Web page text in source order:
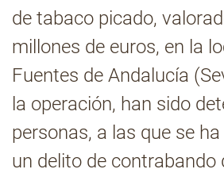
Archivo
Estadísticas CMT
Contacto
de tabaco picado,
millones de euros, en la
Fuentes de Andalucía
la operación, han sido
personas, a las que se
un delito de contrabando